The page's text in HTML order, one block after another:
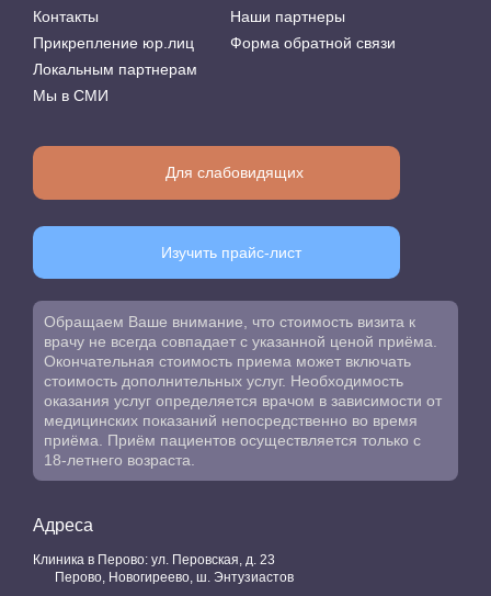
Контакты
Прикрепление юр.лиц
Локальным партнерам
Мы в СМИ
Наши партнеры
Форма обратной связи
Для слабовидящих
Изучить прайс-лист
Обращаем Ваше внимание, что стоимость визита к
врачу не всегда совпадает с указанной ценой приёма.
Окончательная стоимость приема может включать
стоимость дополнительных услуг. Необходимость
оказания услуг определяется врачом в зависимости от
медицинских показаний непосредственно во время
приёма. Приём пациентов осуществляется только с
18-летнего возраста.
Адреса
Клиника в Перово: ул. Перовская, д. 23
Перово, Новогиреево, ш. Энтузиастов